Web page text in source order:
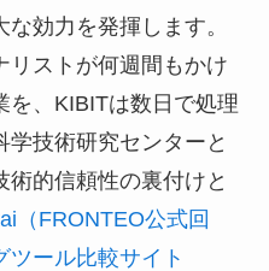
効力を発揮します。
リストが何週間もかけ
を、KIBITは数日で処理
技術研究センターと
的信頼性の裏付けと
（FRONTEO公式回
ツール比較サイト